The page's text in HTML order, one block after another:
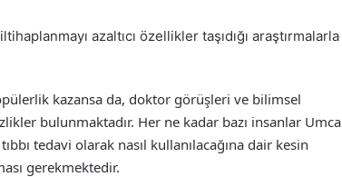
azaltıcı özellikler taşıdığı araştırmalarla
kazansa da, doktor görüşleri ve bilimsel
bulunmaktadır. Her ne kadar bazı insanlar Umca
tedavi olarak nasıl kullanılacağına dair kesin
gerekmektedir.